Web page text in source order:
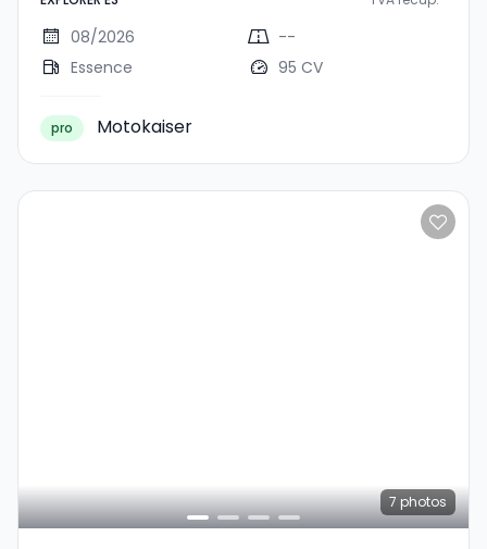
08/2026
--
Essence
95 CV
pro Motokaiser
7 photos